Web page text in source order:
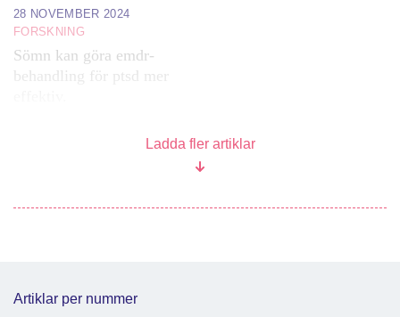
28 NOVEMBER 2024
FORSKNING
Sömn kan göra emdr-
behandling för ptsd mer
Ladda fler artiklar
Artiklar per nummer